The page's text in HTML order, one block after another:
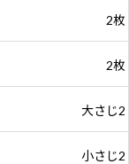
2枚
2枚
大さじ2
小さじ2